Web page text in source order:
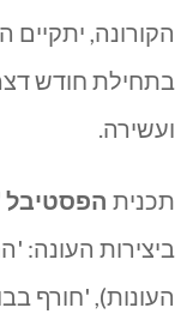
הקורונה,
ועשירה.
תכנית הפסטיבל
ביצירות העונה:
העונות), 'חורף